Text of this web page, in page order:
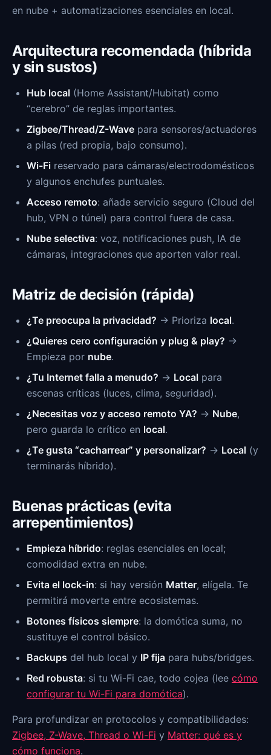
en nube + automatizaciones esenciales en local.
Arquitectura recomendada (híbrida
y sin sustos)
Hub local (Home Assistant/Hubitat) como
“cerebro” de reglas importantes.
Zigbee/Thread/Z-Wave para sensores/actuadores
a pilas (red propia, bajo consumo).
Wi-Fi reservado para cámaras/electrodomésticos
y algunos enchufes puntuales.
Acceso remoto: añade servicio seguro (Cloud del
hub, VPN o túnel) para control fuera de casa.
Nube selectiva: voz, notificaciones push, IA de
cámaras, integraciones que aporten valor real.
Matriz de decisión (rápida)
¿Te preocupa la privacidad? → Prioriza local.
¿Quieres cero configuración y plug & play? →
Empieza por nube.
¿Tu Internet falla a menudo? → Local para
escenas críticas (luces, clima, seguridad).
¿Necesitas voz y acceso remoto YA? → Nube,
pero guarda lo crítico en local.
¿Te gusta “cacharrear” y personalizar? → Local (y
terminarás híbrido).
Buenas prácticas (evita
arrepentimientos)
Empieza híbrido: reglas esenciales en local;
comodidad extra en nube.
Evita el lock-in: si hay versión Matter, elígela. Te
permitirá moverte entre ecosistemas.
Botones físicos siempre: la domótica suma, no
sustituye el control básico.
Backups del hub local y IP fija para hubs/bridges.
Red robusta: si tu Wi-Fi cae, todo cojea (lee cómo
configurar tu Wi-Fi para domótica).
Para profundizar en protocolos y compatibilidades:
Zigbee, Z-Wave, Thread o Wi-Fi y Matter: qué es y
cómo funciona.